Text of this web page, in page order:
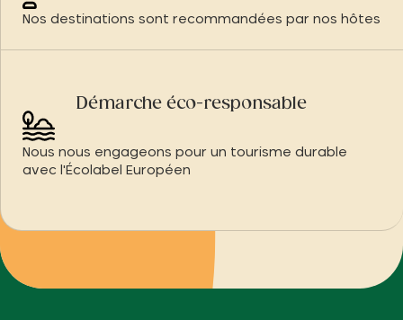
Nos destinations sont recommandées par nos hôtes
Démarche éco-responsable
Nous nous engageons pour un tourisme durable
avec l'Écolabel Européen